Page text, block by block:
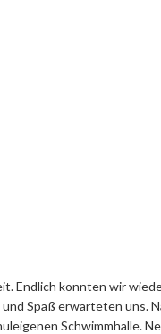
Endlich konnten wir
Spaß erwarteten
Schwimmhalle.